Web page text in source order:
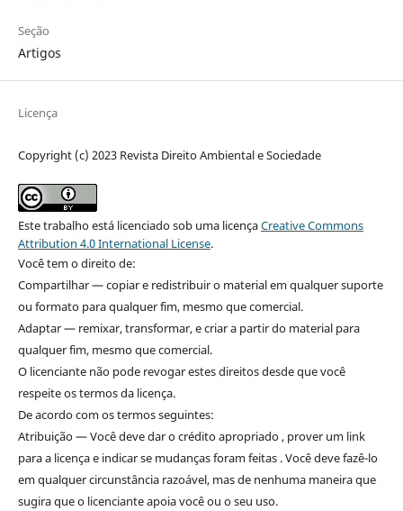
Seção
Artigos
Licença
Copyright (c) 2023 Revista Direito Ambiental e Sociedade
Este trabalho está licenciado sob uma licençaCreative Commons
Attribution 4.0 International License.
Você tem o direito de:
Compartilhar — copiar e redistribuir o material em qualquer suporte
ou formato para qualquer fim, mesmo que comercial.
Adaptar — remixar, transformar, e criar a partir do material para
qualquer fim, mesmo que comercial.
O licenciante não pode revogar estes direitos desde que você
respeite os termos da licença.
De acordo com os termos seguintes:
Atribuição — Você deve dar o crédito apropriado , prover um link
para a licença e indicar se mudanças foram feitas . Você deve fazê-lo
em qualquer circunstância razoável, mas de nenhuma maneira que
sugira que o licenciante apoia você ou o seu uso.